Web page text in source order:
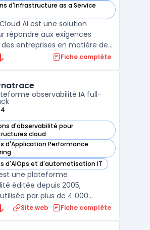
d'Infrastructure as a Service
Cloud AI dans cette catégorie
AI est une solution
répondre aux exigences
entreprises en matière de
de l’intelligence artificielle sur
composants matériels et
...
Fiche complète
observabilité IA full-
4
d'observabilité pour
cloud
dans cette catégorie
d'Application Performance
dans cette catégorie
d'AIOps et d'automatisation IT
dans cette catégorie
une plateforme
éditée depuis 2005,
par plus de 4 000
80 pays. Elle repose sur
Site web Fiche complète